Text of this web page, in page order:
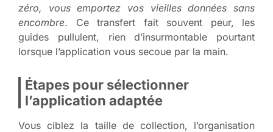
zéro, vous emportez vos vieilles données sans
encombre. Ce transfert fait souvent peur, les
guides pullulent, rien d’insurmontable pourtant
lorsque l’application vous secoue par la main.
Étapes pour sélectionner
l’application adaptée
Vous ciblez la taille de collection, l’organisation